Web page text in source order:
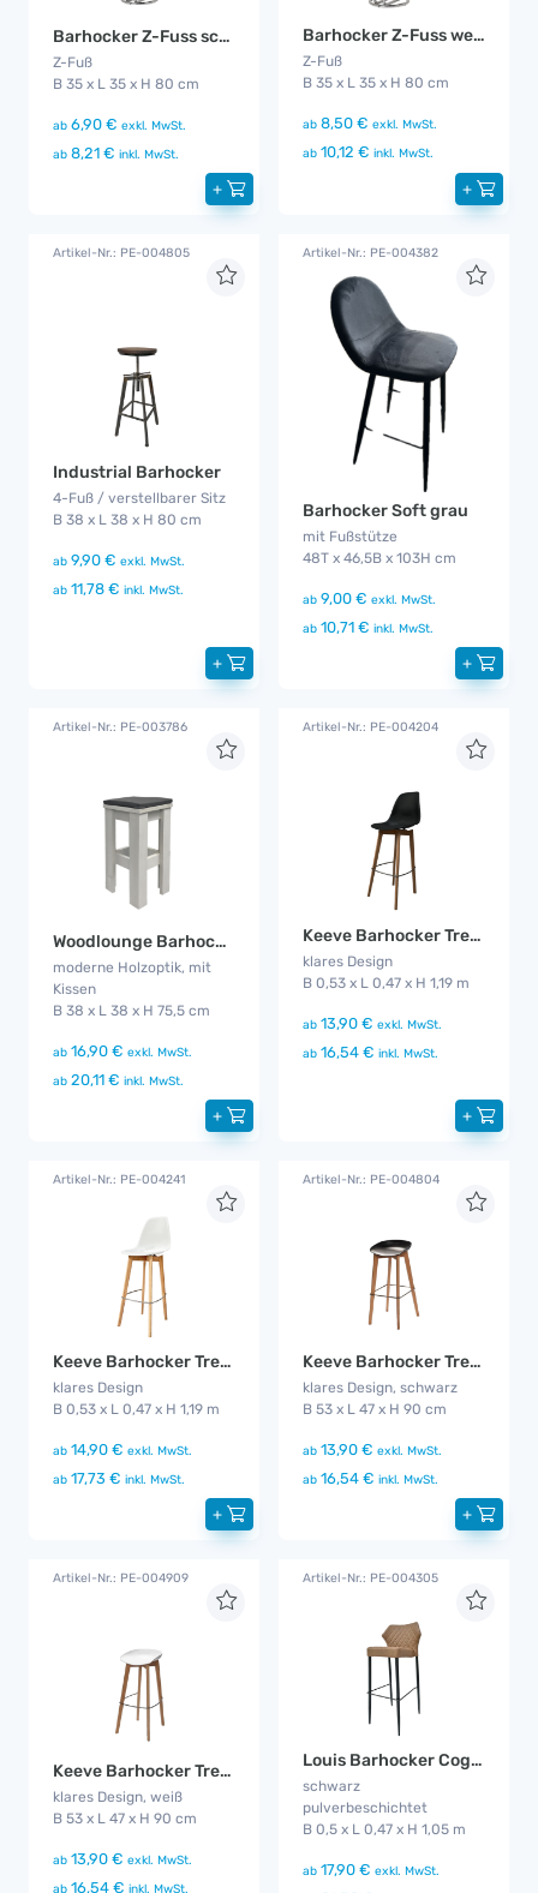
Barhocker Z-Fuss schwarz
Z-Fuß
B 35 x L 35 x H 80 cm
ab 6,90 € exkl. MwSt.
ab 8,21 € inkl. MwSt.
+
Barhocker Z-Fuss weiß
Z-Fuß
B 35 x L 35 x H 80 cm
ab 8,50 € exkl. MwSt.
ab 10,12 € inkl. MwSt.
+
Artikel-Nr.: PE-004805
Industrial Barhocker
4-Fuß / verstellbarer Sitz
B 38 x L 38 x H 80 cm
ab 9,90 € exkl. MwSt.
ab 11,78 € inkl. MwSt.
+
Artikel-Nr.: PE-004382
Barhocker Soft grau
mit Fußstütze
48T x 46,5B x 103H cm
ab 9,00 € exkl. MwSt.
ab 10,71 € inkl. MwSt.
+
Artikel-Nr.: PE-003786
Woodlounge Barhocker
moderne Holzoptik, mit
Kissen
B 38 x L 38 x H 75,5 cm
ab 16,90 € exkl. MwSt.
ab 20,11 € inkl. MwSt.
+
Artikel-Nr.: PE-004204
Keeve Barhocker Trendy schwarz
klares Design
B 0,53 x L 0,47 x H 1,19 m
ab 13,90 € exkl. MwSt.
ab 16,54 € inkl. MwSt.
+
Artikel-Nr.: PE-004241
Keeve Barhocker Trendy weiß
klares Design
B 0,53 x L 0,47 x H 1,19 m
ab 14,90 € exkl. MwSt.
ab 17,73 € inkl. MwSt.
+
Artikel-Nr.: PE-004804
Keeve Barhocker Trendy flach
klares Design, schwarz
B 53 x L 47 x H 90 cm
ab 13,90 € exkl. MwSt.
ab 16,54 € inkl. MwSt.
+
Artikel-Nr.: PE-004909
Keeve Barhocker Trend flach
klares Design, weiß
B 53 x L 47 x H 90 cm
ab 13,90 € exkl. MwSt.
ab 16,54 € inkl. MwSt.
Artikel-Nr.: PE-004305
Louis Barhocker Cognac
schwarz
pulverbeschichtet
B 0,5 x L 0,47 x H 1,05 m
ab 17,90 € exkl. MwSt.